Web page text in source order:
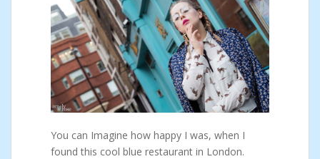
You can Imagine how happy I was, when I
found this cool blue restaurant in London.